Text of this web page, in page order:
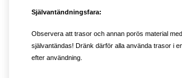
Självantändningsfara:
Observera att trasor och annan porös material
självantändas! Dränk därför alla använda trasor i
efter användning.